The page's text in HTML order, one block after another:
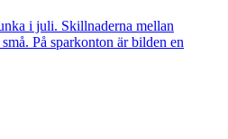
i juli. Skillnaderna mellan
På sparkonton är bilden en